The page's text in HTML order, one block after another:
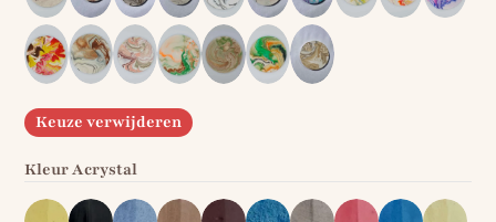
Keuze verwijderen
Kleur Acrystal